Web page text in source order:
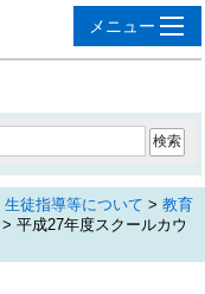
生徒指導等について > 教育
> 平成27年度スクールカウ